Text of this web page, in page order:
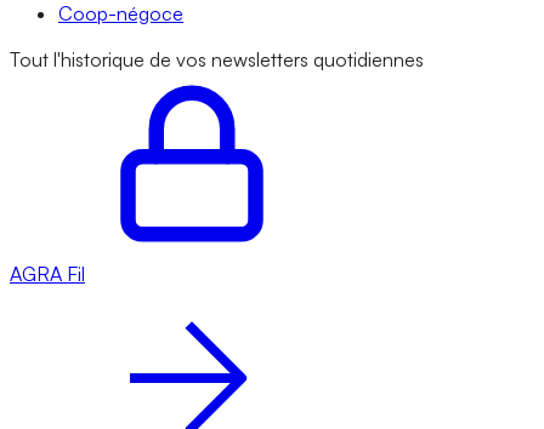
Coop-négoce
Tout l'historique de vos newsletters quotidiennes
AGRA Fil